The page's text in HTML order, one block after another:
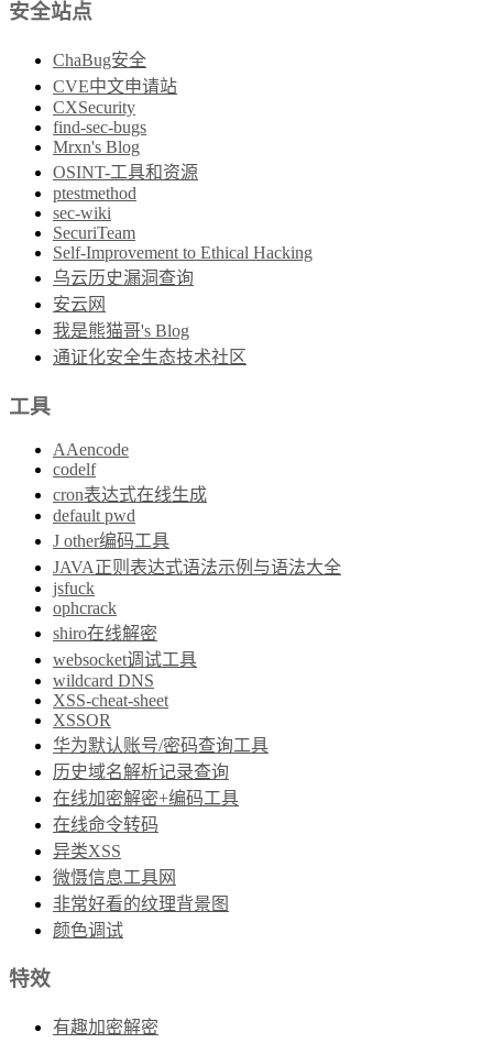
安全站点
ChaBug安全
CVE中文申请站
CXSecurity
find-sec-bugs
Mrxn's Blog
OSINT-工具和资源
ptestmethod
sec-wiki
SecuriTeam
Self-Improvement to Ethical Hacking
乌云历史漏洞查询
安云网
我是熊猫哥's Blog
通证化安全生态技术社区
工具
AAencode
codelf
cron表达式在线生成
default pwd
J other编码工具
JAVA正则表达式语法示例与语法大全
jsfuck
ophcrack
shiro在线解密
websocket调试工具
wildcard DNS
XSS-cheat-sheet
XSSOR
华为默认账号/密码查询工具
历史域名解析记录查询
在线加密解密+编码工具
在线命令转码
异类XSS
微慑信息工具网
非常好看的纹理背景图
颜色调试
特效
有趣加密解密